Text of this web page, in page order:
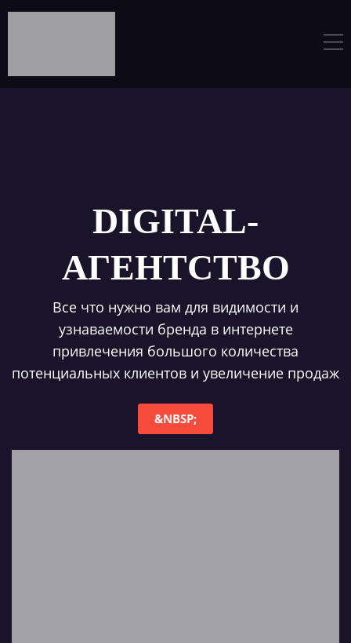
DIGITAL-
АГЕНТСТВО
Все что нужно вам для видимости и
узнаваемости бренда в интернете
привлечения большого количества
потенциальных клиентов и увеличение продаж
&NBSP;